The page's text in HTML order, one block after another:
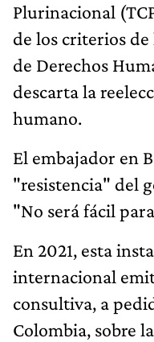
Plurinacional
de los criterios
de Derechos
descarta la
humano.
El embajador en
"resistencia" del
"No será fácil
En 2021, esta
internacional
consultiva, a
Colombia, sobre